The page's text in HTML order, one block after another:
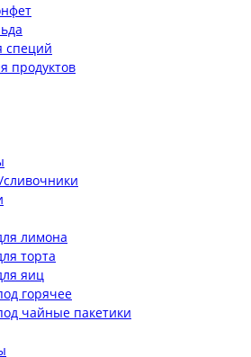
специй
продуктов
лимона
торта
яиц
горячее
чайные пакетики